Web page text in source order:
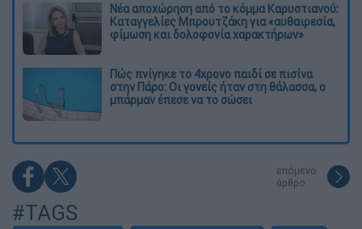
Νέα αποχώρηση από το κόμμα Καρυστιανού:
Καταγγελίες Μπρουτζάκη για «αυθαιρεσία,
φίμωση και δολοφονία χαρακτήρων»
Πώς πνίγηκε το 4χρονο παιδί σε πισίνα
στην Πάρο: Οι γονείς ήταν στη θάλασσα, ο
μπάρμαν έπεσε να το σώσει
επόμενο
άρθρο
#TAGS